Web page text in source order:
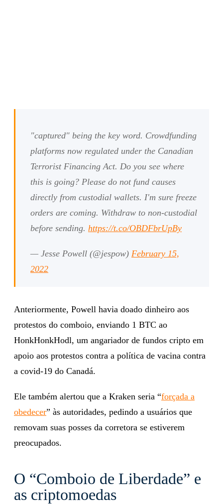
"captured" being the key word. Crowdfunding
platforms now regulated under the Canadian
Terrorist Financing Act. Do you see where
this is going? Please do not fund causes
directly from custodial wallets. I'm sure freeze
orders are coming. Withdraw to non-custodial
before sending. https://t.co/OBDFbrUpBy
— Jesse Powell (@jespow) February 15,
2022
Anteriormente, Powell havia doado dinheiro aos
protestos do comboio, enviando 1 BTC ao
HonkHonkHodl, um angariador de fundos cripto em
apoio aos protestos contra a política de vacina contra
a covid-19 do Canadá.
Ele também alertou que a Kraken seria “forçada a
obedecer” às autoridades, pedindo a usuários que
removam suas posses da corretora se estiverem
preocupados.
O “Comboio de Liberdade” e
as criptomoedas